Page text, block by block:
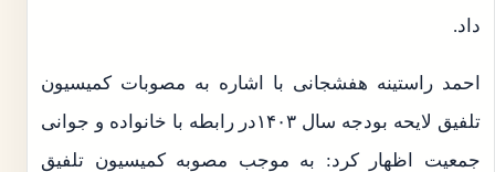
داد.
احمد راستینه هفشجانی با اشاره به مصوبات کمیسیون
تلفیق لایحه بودجه سال ۱۴۰۳در رابطه با خانواده و جوانی
جمعیت اظهار کرد: به موجب مصوبه کمیسیون تلفیق